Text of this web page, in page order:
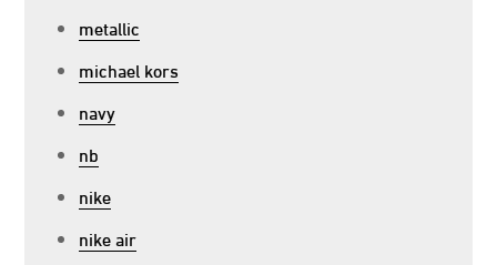
metallic
michael kors
navy
nb
nike
nike air